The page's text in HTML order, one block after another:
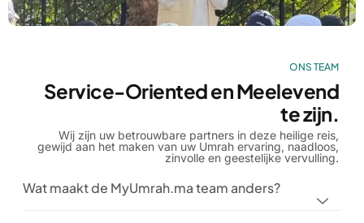
ONS TEAM
Service-Oriented en Meelevend
te zijn.
Wij zijn uw betrouwbare partners in deze heilige reis,
gewijd aan het maken van uw Umrah ervaring, naadloos,
zinvolle en geestelijke vervulling.
Wat maakt de MyUmrah.ma team anders?